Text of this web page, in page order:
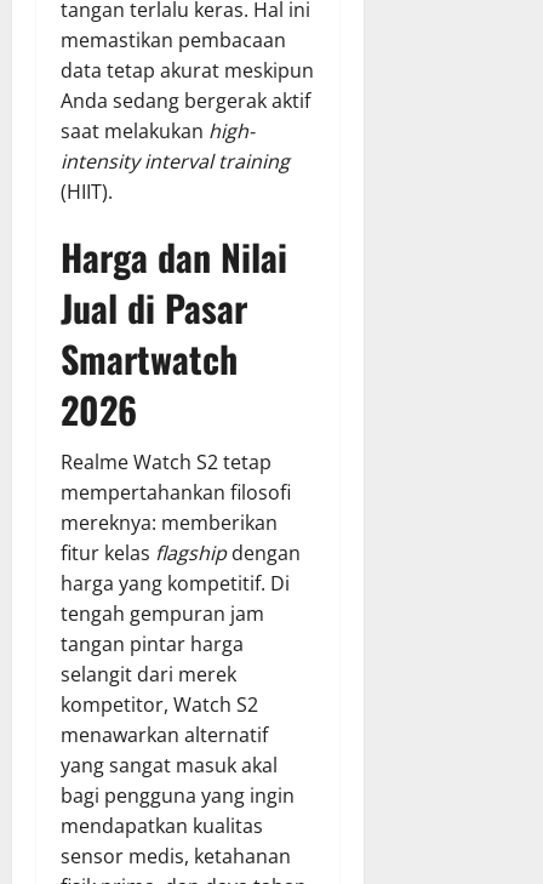
tangan terlalu keras. Hal ini
memastikan pembacaan
data tetap akurat meskipun
Anda sedang bergerak aktif
saat melakukan high-
intensity interval training
(HIIT).
Harga dan Nilai
Jual di Pasar
Smartwatch
2026
Realme Watch S2 tetap
mempertahankan filosofi
mereknya: memberikan
fitur kelas flagshipdengan
harga yang kompetitif. Di
tengah gempuran jam
tangan pintar harga
selangit dari merek
kompetitor, Watch S2
menawarkan alternatif
yang sangat masuk akal
bagi pengguna yang ingin
mendapatkan kualitas
sensor medis, ketahanan